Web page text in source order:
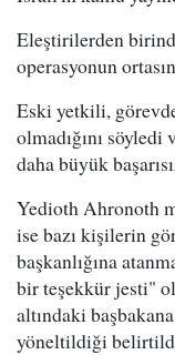
Eleştirilerden
operasyonun
Eski yetkili,
olmadığını
daha büyük
Yedioth Ahronoth
ise bazı kişilerin
başkanlığına
bir teşekkür jesti"
altındaki
yöneltildiği